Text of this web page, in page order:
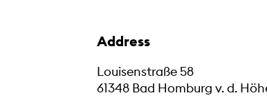
Address
Louisenstraße 58
61348 Bad Homburg v. d.